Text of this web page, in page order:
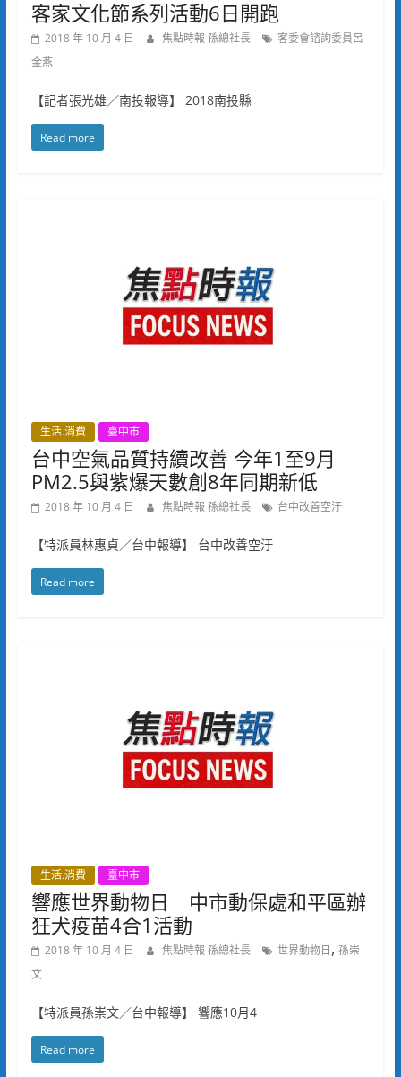
客家文化節系列活動6日開跑
2018 年 10 月 4 日 焦點時報 孫總社長
客委會諮詢委員呂
金燕
【記者張光雄／南投報導】 2018南投縣
Read more
生活.消費 臺中市
台中空氣品質持續改善 今年1至9月
PM2.5與紫爆天數創8年同期新低
2018 年 10 月 4 日 焦點時報 孫總社長 台中改善空汙
【特派員林惠貞／台中報導】 台中改善空汙
Read more
生活.消費 臺中市
響應世界動物日 中市動保處和平區辦
狂犬疫苗4合1活動
2018 年 10 月 4 日 焦點時報 孫總社長 世界動物日, 孫崇
文
【特派員孫崇文／台中報導】 響應10月4
Read more